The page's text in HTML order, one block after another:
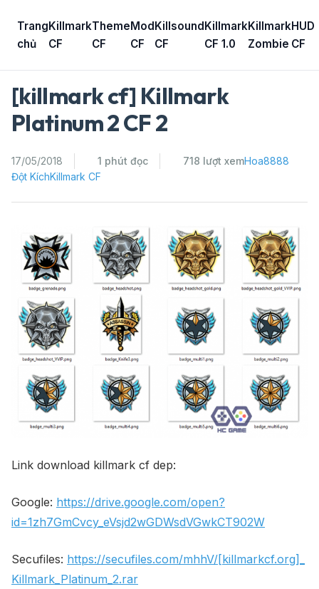
content
Trang
chủ
Killmark
CF
Theme
CF
Mod
CF
Killsound
CF
Killmark
CF 1.0
Killmark
Zombie
HUD
CF
[killmark cf] Killmark
Platinum 2 CF 2
17/05/2018 1 phút đọc 718 lượt xemHoa8888
Đột KíchKillmark CF
Link download killmark cf dep:
Google: https://drive.google.com/open?
id=1zh7GmCvcy_eVsjd2wGDWsdVGwkCT902W
Secufiles: https://secufiles.com/mhhV/[killmarkcf.org]_
Killmark_Platinum_2.rar